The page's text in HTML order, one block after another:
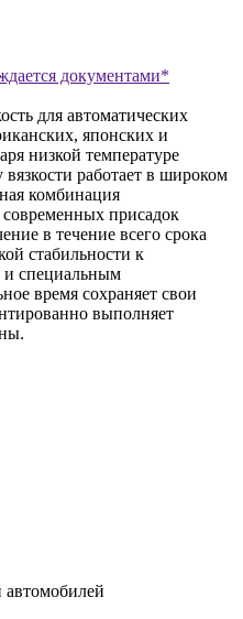
документами*
для автоматических
японских и
низкой температуре
работает в широком
комбинация
присадок
в течение всего срока
стабильности к
и специальным
время сохраняет свои
выполняет